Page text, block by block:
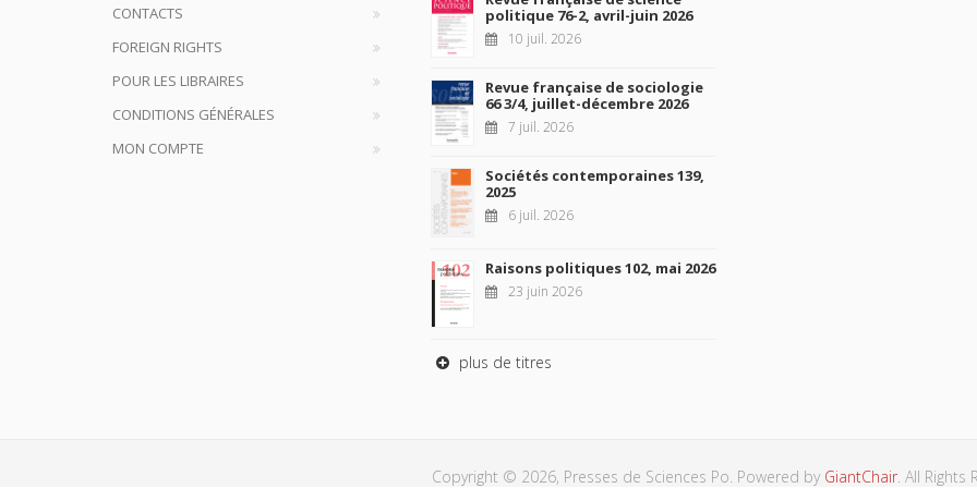
CONTACTS
FOREIGN RIGHTS
POUR LES LIBRAIRES
CONDITIONS GÉNÉRALES
MON COMPTE
politique 76-2, avril-juin 2026
10 juil. 2026
Revue française de sociologie
66 3/4, juillet-décembre 2026
7 juil. 2026
Sociétés contemporaines 139,
2025
6 juil. 2026
Raisons politiques 102, mai 2026
23 juin 2026
plus de titres
Copyright © 2026, Presses de Sciences Po. Powered by GiantChair. All Rights